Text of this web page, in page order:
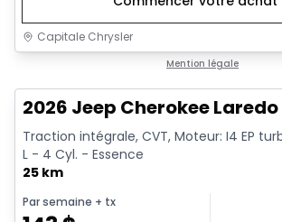
Capitale Chrysler
Mention légale
2026 Jeep Cherokee Laredo
Traction intégrale, CVT, Moteur: I4 EP
L - 4 Cyl. - Essence
25 km
Par semaine + tx